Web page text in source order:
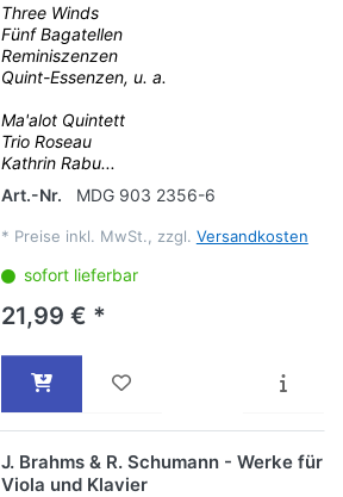
Three Winds
Fünf Bagatellen
Reminiszenzen
Quint-Essenzen, u. a.
Ma'alot Quintett
Trio Roseau
Kathrin Rabu...
Art.-Nr.
MDG 903 2356-6
* Preise inkl. MwSt., zzgl. Versandkosten
sofort lieferbar
21,99 € *
J. Brahms & R. Schumann - Werke für
Viola und Klavier